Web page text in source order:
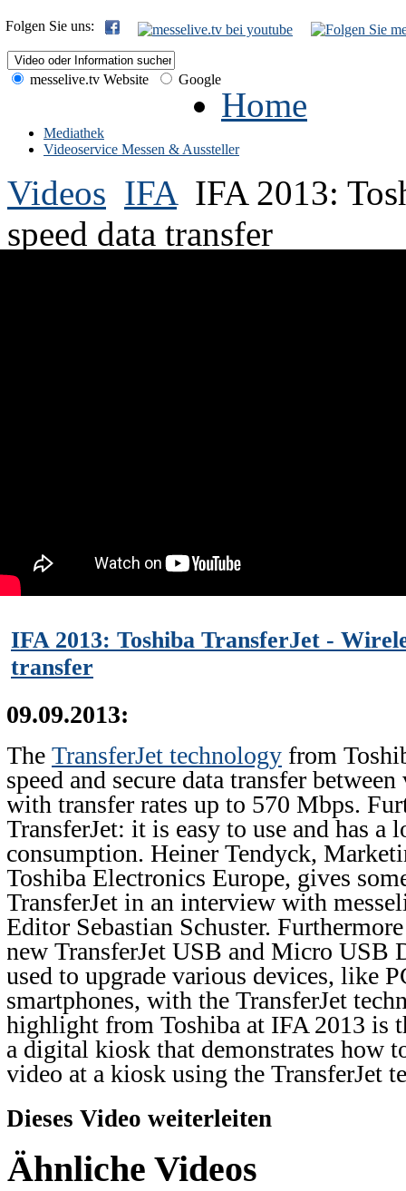
Folgen Sie uns:
messelive.tv Website Google
Home
Mediathek
Videoservice Messen & Aussteller
Videos IFA IFA 2013:
speed data transfer
IFA 2013: Toshiba TransferJet -
transfer
09.09.2013:
The TransferJet technology from
speed and secure data transfer
with transfer rates up to 570 Mbps.
TransferJet: it is easy to use and has a
consumption. Heiner Tendyck,
Toshiba Electronics Europe, gives
TransferJet in an interview with
Editor Sebastian Schuster.
new TransferJet USB and Micro USB
used to upgrade various devices, like
smartphones, with the TransferJet
highlight from Toshiba at IFA 2013 is
a digital kiosk that demonstrates how
video at a kiosk using the TransferJet
Dieses Video weiterleiten
Ähnliche Videos